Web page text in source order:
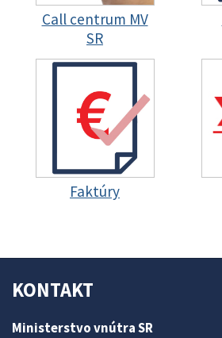
Call centrum MV
SR
Faktúry
KONTAKT
Ministerstvo vnútra SR